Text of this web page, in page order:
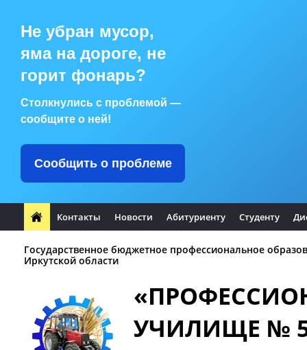
Не убран мусор,
яма на дороге, не
горит фонарь?
Столкнулись с проблемой —
сообщите о ней!
Сообщить о проблеме
Контакты Новости Абитуриенту Студенту
Государственное бюджетное профессиональное
Иркутской области
УЧИЛИЩЕ №